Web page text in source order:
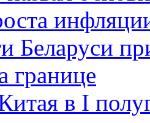
Беларуси
границе
в I